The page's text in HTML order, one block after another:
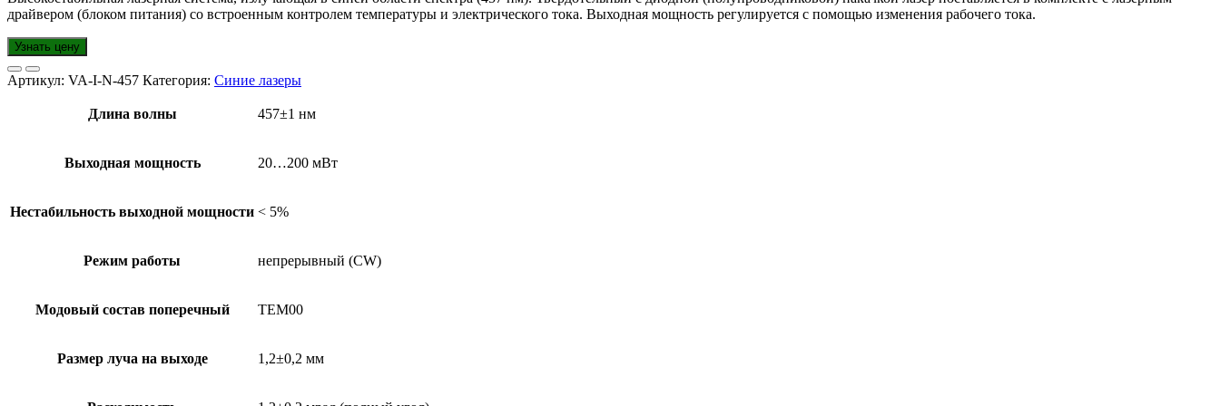
драйвером (блоком питания) со встроенным контролем температуры и электрического тока. Выходная мощность регулируется с помощью изменения рабочего тока.
Узнать цену
Артикул: VA-I-N-457 Категория: Синие лазеры
Длина волны 457±1 нм
Выходная мощность 20…200 мВт
Нестабильность выходной мощности < 5%
Режим работы непрерывный (CW)
Модовый состав поперечный TEM00
Размер луча на выходе 1,2±0,2 мм